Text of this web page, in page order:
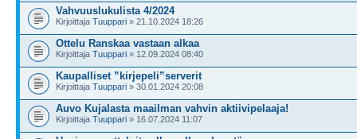
Vahvuuslukulista 4/2024
Kirjoittaja Tuuppari » 21.10.2024 18:26
Ottelu Ranskaa vastaan alkaa
Kirjoittaja Tuuppari » 12.09.2024 08:40
Kaupalliset ”kirjepeli”serverit
Kirjoittaja Tuuppari » 30.01.2024 20:08
Auvo Kujalasta maailman vahvin aktiivipelaaja!
Kirjoittaja Tuuppari » 16.07.2024 11:07